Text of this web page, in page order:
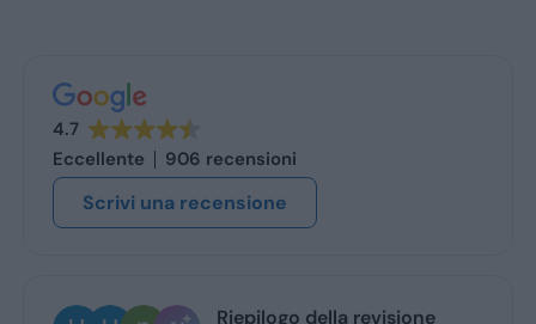
4.7
Eccellente
906 recensioni
Scrivi una recensione
revisione Ugo Brescia